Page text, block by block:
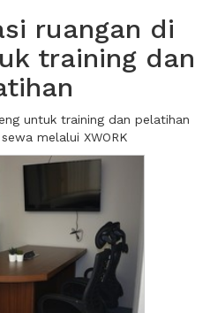
ruangan di
training dan
untuk training dan pelatihan
melalui XWORK